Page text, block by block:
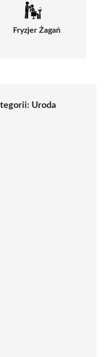
Fryzjer Żagań
Uroda